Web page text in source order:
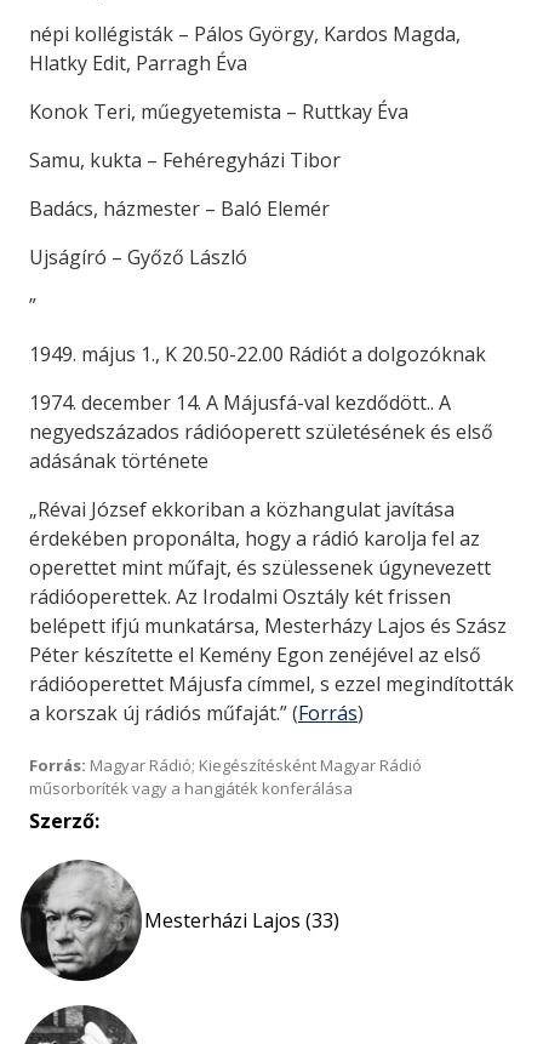
népi kollégisták – Pálos György, Kardos Magda,
Hlatky Edit, Parragh Éva
Konok Teri, műegyetemista – Ruttkay Éva
Samu, kukta – Fehéregyházi Tibor
Badács, házmester – Baló Elemér
Ujságíró – Győző László
”
1949. május 1., K 20.50-22.00 Rádiót a dolgozóknak
1974. december 14. A Májusfá-val kezdődött.. A
negyedszázados rádióoperett születésének és első
adásának története
„Révai József ekkoriban a közhangulat javítása
érdekében proponálta, hogy a rádió karolja fel az
operettet mint műfajt, és szülessenek úgynevezett
rádióoperettek. Az Irodalmi Osztály két frissen
belépett ifjú munkatársa, Mesterházy Lajos és Szász
Péter készítette el Kemény Egon zenéjével az első
rádióoperettet Májusfa címmel, s ezzel megindították
a korszak új rádiós műfaját.” (Forrás)
Forrás: Magyar Rádió; Kiegészítésként Magyar Rádió
műsorboríték vagy a hangjáték konferálása
Szerző:
Mesterházi Lajos (33)